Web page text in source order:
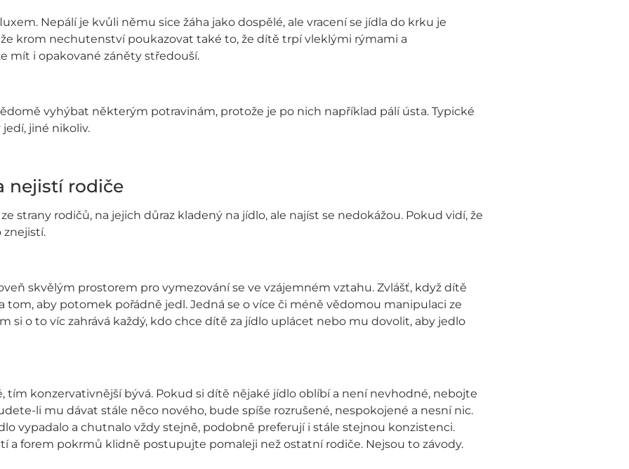
Nepálí je kvůli němu sice žáha jako dospělé, ale vracení se jídla do krku je
krom nechutenství poukazovat také to, že dítě trpí vleklými rýmami a
mít i opakované záněty středouší.
vyhýbat některým potravinám, protože je po nich například pálí ústa. Typické
jiné nikoliv.
nejistí rodiče
strany rodičů, na jejich důraz kladený na jídlo, ale najíst se nedokážou. Pokud vidí, že
znejistí.
skvělým prostorem pro vymezování se ve vzájemném vztahu. Zvlášť, když dítě
tom, aby potomek pořádně jedl. Jedná se o více či méně vědomou manipulaci ze
si o to víc zahrává každý, kdo chce dítě za jídlo uplácet nebo mu dovolit, aby jedlo
tím konzervativnější bývá. Pokud si dítě nějaké jídlo oblíbí a není nevhodné, nebojte
li mu dávat stále něco nového, bude spíše rozrušené, nespokojené a nesní nic.
vypadalo a chutnalo vždy stejně, podobně preferují i stále stejnou konzistenci.
a forem pokrmů klidně postupujte pomaleji než ostatní rodiče. Nejsou to závody.